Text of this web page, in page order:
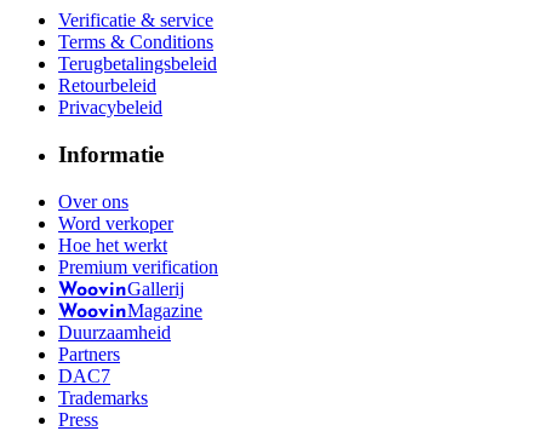
Verificatie & service
Terms & Conditions
Terugbetalingsbeleid
Retourbeleid
Privacybeleid
Informatie
Over ons
Word verkoper
Hoe het werkt
Premium verification
WoovinGallerij
WoovinMagazine
Duurzaamheid
Partners
DAC7
Trademarks
Press